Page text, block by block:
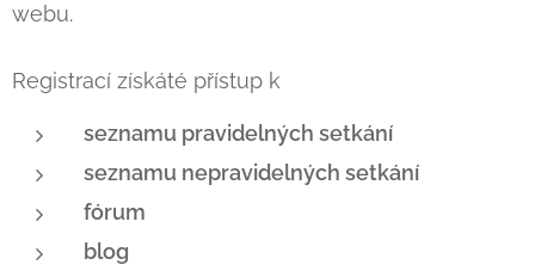
webu.
Registrací získáté přístup k
seznamu pravidelných setkání
seznamu nepravidelných setkání
fórum
blog